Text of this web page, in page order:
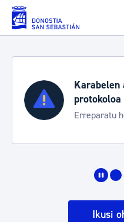
Eduki nagusira joan
Karabelen
protokoloa
Erreparatu
Ikusi